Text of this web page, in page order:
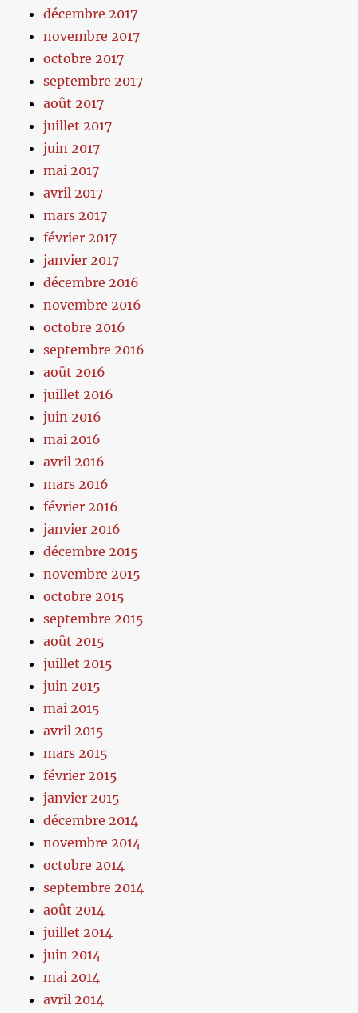
décembre 2017
novembre 2017
octobre 2017
septembre 2017
août 2017
juillet 2017
juin 2017
mai 2017
avril 2017
mars 2017
février 2017
janvier 2017
décembre 2016
novembre 2016
octobre 2016
septembre 2016
août 2016
juillet 2016
juin 2016
mai 2016
avril 2016
mars 2016
février 2016
janvier 2016
décembre 2015
novembre 2015
octobre 2015
septembre 2015
août 2015
juillet 2015
juin 2015
mai 2015
avril 2015
mars 2015
février 2015
janvier 2015
décembre 2014
novembre 2014
octobre 2014
septembre 2014
août 2014
juillet 2014
juin 2014
mai 2014
avril 2014